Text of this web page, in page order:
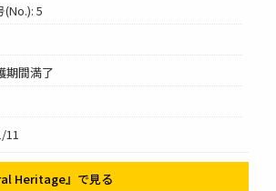
5
期間満了
11
Heritage』で見る